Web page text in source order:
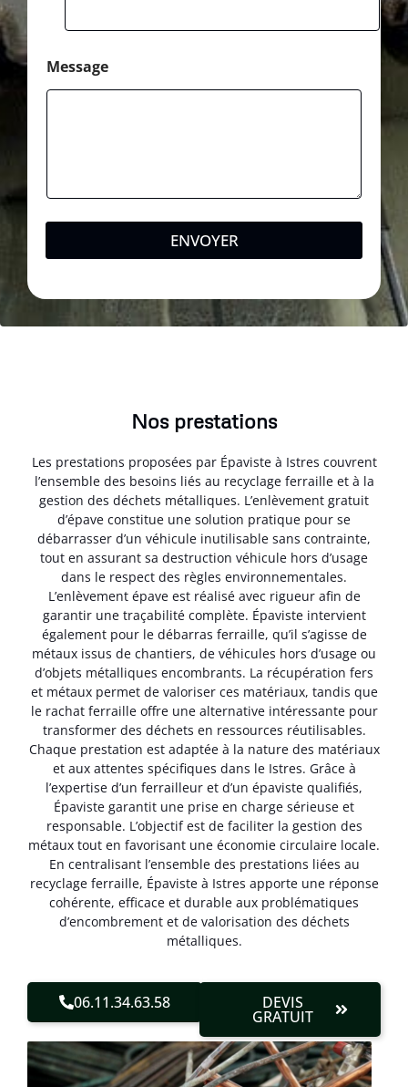
Message
ENVOYER
Nos prestations
Les prestations proposées par Épaviste à Istres couvrent
l’ensemble des besoins liés au recyclage ferraille et à la
gestion des déchets métalliques. L’enlèvement gratuit
d’épave constitue une solution pratique pour se
débarrasser d’un véhicule inutilisable sans contrainte,
tout en assurant sa destruction véhicule hors d’usage
dans le respect des règles environnementales.
L’enlèvement épave est réalisé avec rigueur afin de
garantir une traçabilité complète. Épaviste intervient
également pour le débarras ferraille, qu’il s’agisse de
métaux issus de chantiers, de véhicules hors d’usage ou
d’objets métalliques encombrants. La récupération fers
et métaux permet de valoriser ces matériaux, tandis que
le rachat ferraille offre une alternative intéressante pour
transformer des déchets en ressources réutilisables.
Chaque prestation est adaptée à la nature des matériaux
et aux attentes spécifiques dans le Istres. Grâce à
l’expertise d’un ferrailleur et d’un épaviste qualifiés,
Épaviste garantit une prise en charge sérieuse et
responsable. L’objectif est de faciliter la gestion des
métaux tout en favorisant une économie circulaire locale.
En centralisant l’ensemble des prestations liées au
recyclage ferraille, Épaviste à Istres apporte une réponse
cohérente, efficace et durable aux problématiques
d’encombrement et de valorisation des déchets
métalliques.
06.11.34.63.58 DEVIS
GRATUIT